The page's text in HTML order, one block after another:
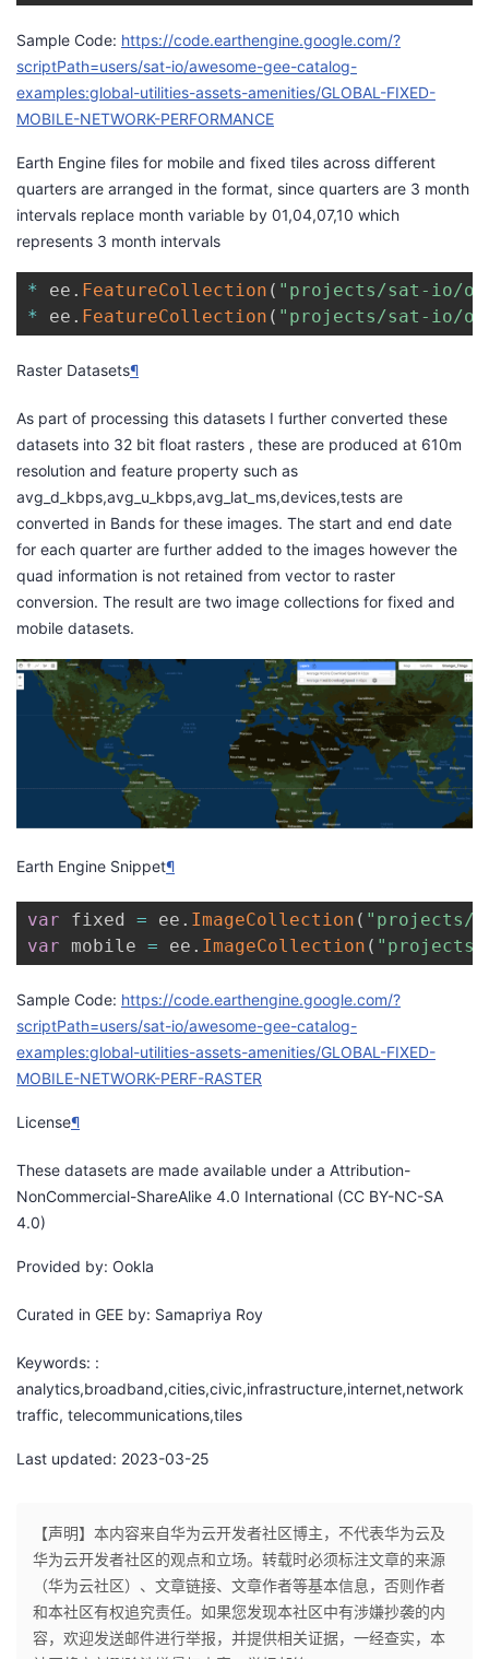
Sample Code: https://code.earthengine.google.com/?
scriptPath=users/sat-io/awesome-gee-catalog-
examples:global-utilities-assets-amenities/GLOBAL-FIXED-
MOBILE-NETWORK-PERFORMANCE
Earth Engine files for mobile and fixed tiles across different
quarters are arranged in the format, since quarters are 3 month
intervals replace month variable by 01,04,07,10 which
represents 3 month intervals
* ee . FeatureCollection ( "projects/sat-io/
*
ee . FeatureCollection ( "projects/sat-io/
Raster Datasets¶
As part of processing this datasets I further converted these
datasets into 32 bit float rasters , these are produced at 610m
resolution and feature property such as
avg_d_kbps,avg_u_kbps,avg_lat_ms,devices,tests are
converted in Bands for these images. The start and end date
for each quarter are further added to the images however the
quad information is not retained from vector to raster
conversion. The result are two image collections for fixed and
mobile datasets.
Earth Engine Snippet¶
var fixed = ee . ImageCollection ( "projects/
var mobile = ee . ImageCollection ( "projects/
Sample Code: https://code.earthengine.google.com/?
scriptPath=users/sat-io/awesome-gee-catalog-
examples:global-utilities-assets-amenities/GLOBAL-FIXED-
MOBILE-NETWORK-PERF-RASTER
License¶
These datasets are made available under a Attribution-
NonCommercial-ShareAlike 4.0 International (CC BY-NC-SA
4.0)
Provided by: Ookla
Curated in GEE by: Samapriya Roy
Keywords: :
analytics,broadband,cities,civic,infrastructure,internet,network
traffic, telecommunications,tiles
Last updated: 2023-03-25
【声明】本内容来自华为云开发者社区博主，不代表华为云及
华为云开发者社区的观点和立场。转载时必须标注文章的来源
（华为云社区）、文章链接、文章作者等基本信息，否则作者
和本社区有权追究责任。如果您发现本社区中有涉嫌抄袭的内
容，欢迎发送邮件进行举报，并提供相关证据，一经查实，本